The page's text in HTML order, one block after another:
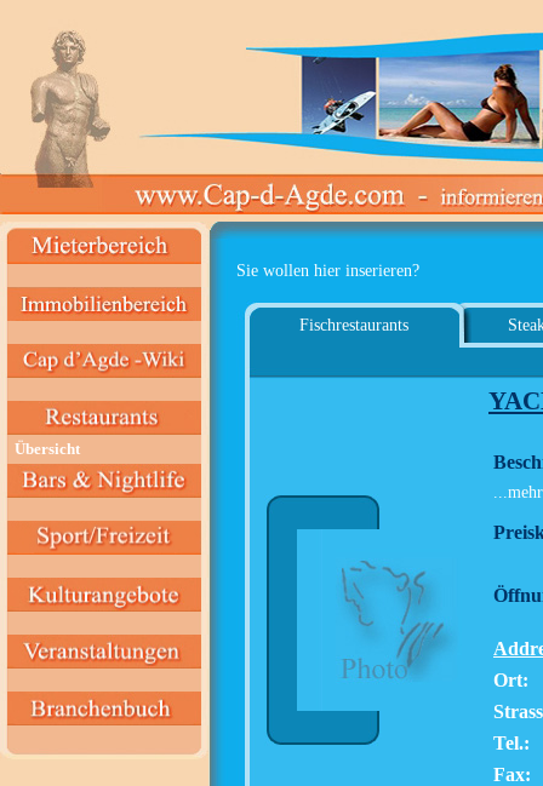
Übersicht
Sie wollen hier inserieren?
Fischrestaurants
...mehr
Ort:
Tel.:
Fax: